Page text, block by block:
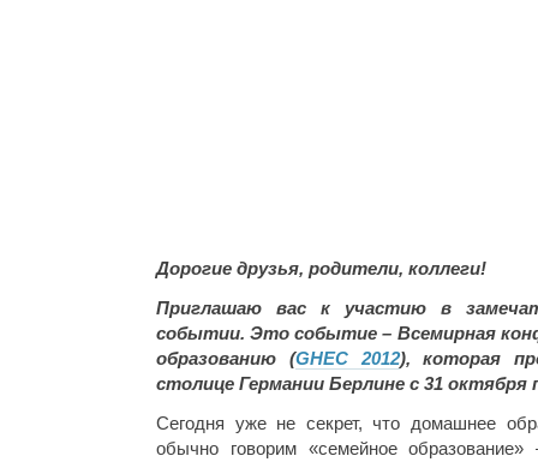
Дорогие друзья, родители, коллеги!
Приглашаю вас к участию в
событии. Это событие – Всемирная
образованию (GHEC 2012), которая
столице Германии Берлине с 31 октября
Сегодня уже не секрет, что домашнее
обычно говорим «семейное